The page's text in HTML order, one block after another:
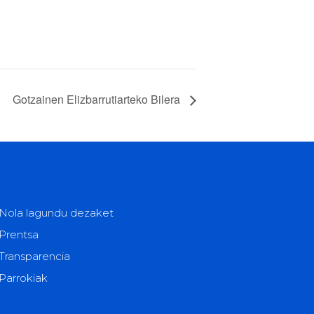
Gotzainen Elizbarrutiarteko Bilera
Nola lagundu dezaket
Prentsa
Parrokiak